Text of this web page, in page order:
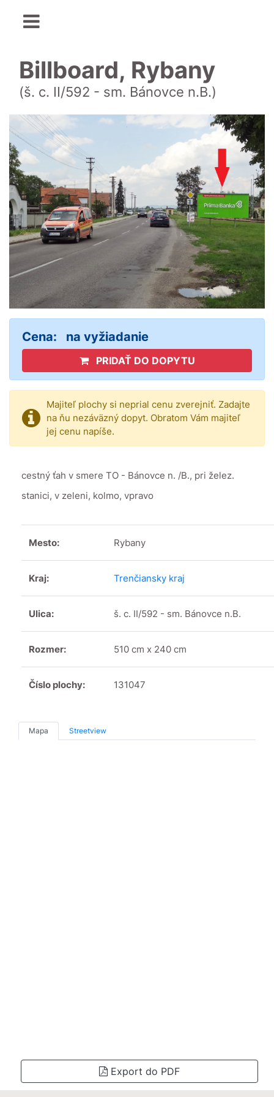
Billboard, Rybany
(š. c. II/592 - sm. Bánovce n.B.)
Cena: na vyžiadanie
PRIDAŤ DO DOPYTU
Majiteľ plochy si neprial cenu zverejniť. Zadajte
na ňu nezáväzný dopyt. Obratom Vám majiteľ
jej cenu napíše.
cestný ťah v smere TO - Bánovce n. /B., pri želez.
stanici, v zeleni, kolmo, vpravo
Mesto: Rybany
Kraj: Trenčiansky kraj
Ulica: š. c. II/592 - sm. Bánovce n.B.
Rozmer: 510 cm x 240 cm
Číslo plochy: 131047
Mapa Streetview
Export do PDF